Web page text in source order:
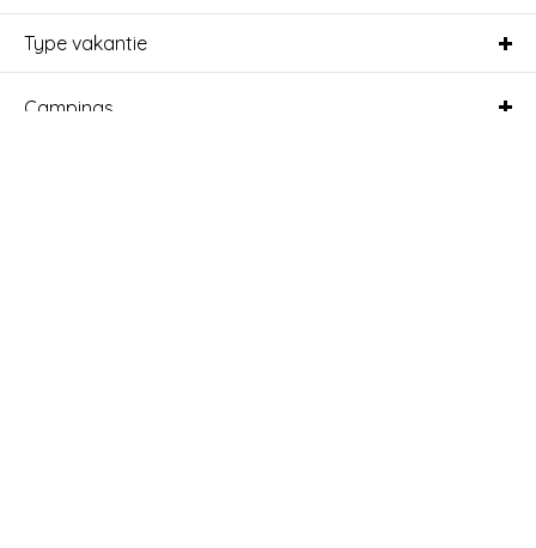
Type vakantie
Campings